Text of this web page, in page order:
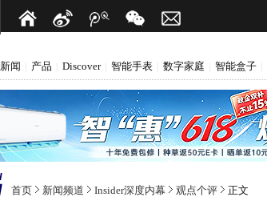
新闻 产品 Discover 智能手表 数字家庭 智能盒子
首页 新闻频道 Insider深度内幕 观点个评 正文